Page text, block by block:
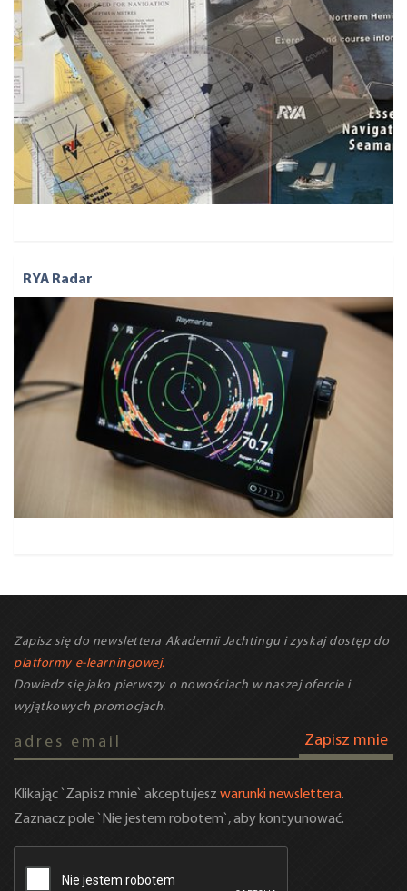
RYA Radar
Zapisz się do newslettera Akademii Jachtingu i zyskaj dostęp do
platformy e-learningowej.
Dowiedz się jako pierwszy o nowościach w naszej ofercie i
wyjątkowych promocjach.
Zapisz mnie
Klikając `Zapisz mnie` akceptujesz warunki newslettera.
Zaznacz pole `Nie jestem robotem`, aby kontyunować.